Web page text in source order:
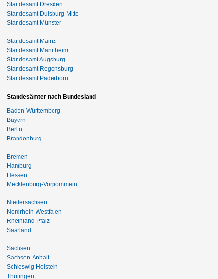
Standesamt Dresden
Standesamt Duisburg-Mitte
Standesamt Münster
Standesamt Mainz
Standesamt Mannheim
Standesamt Augsburg
Standesamt Regensburg
Standesamt Paderborn
Standesämter nach Bundesland
Baden-Württemberg
Bayern
Berlin
Brandenburg
Bremen
Hamburg
Hessen
Mecklenburg-Vorpommern
Niedersachsen
Nordrhein-Westfalen
Rheinland-Pfalz
Saarland
Sachsen
Sachsen-Anhalt
Schleswig-Holstein
Thüringen